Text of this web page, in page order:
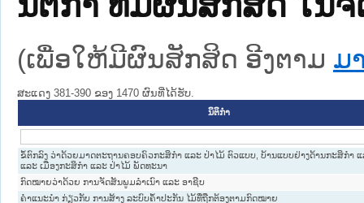
(ເພື່ອໃຫ້ມີຜົນສັກສິດ ອີງຕາມ ມ
ສະແດງ 381-390 ຂອງ 1470 ຜົນທີ່ໄດ້ຮັບ.
ນິຕິກໍາ
ຂໍ້ຕົກລົງ ວ່າດ້ວຍມາດຕະຖານຄອບຄົວກະສິກຳ ແລະ ປ່າໄມ້ ຕົວແບບ, ບ້ານແບບຢ່າງດ້ານກະສິກຳ ແ
ແລະ ເມືອງກະສິກຳ ແລະ ປ່າໄມ້ ພັດທະນາ
ກົດໝາຍວ່າດ້ວຍ ການຈັດສັນພູມລຳເນົາ ແລະ ອາຊີບ
ຄຳແນະນຳ ກ່ຽວກັບ ການສ້າງ ລະບົບຄ້ຳປະກັນ ໄມ້ທີ່ຖືກຕ້ອງຕາມກົດໝາຍ